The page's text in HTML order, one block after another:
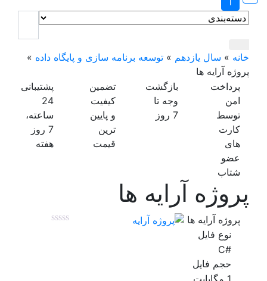
خانه» سال یازدهم» توسعه برنامه سازی و پایگاه داده»
پروژه آرایه ها
پرداخت
امن
توسط
کارت
های
عضو
شتاب
بازگشت
وجه تا
تضمین
کیفیت
و پایین
ترین
قیمت
پشتیبانی
24
ساعته،
7 روز
هفته
پروژه آرایه ها
پروژه آرایه ها
نوع فایل
حجم فایل